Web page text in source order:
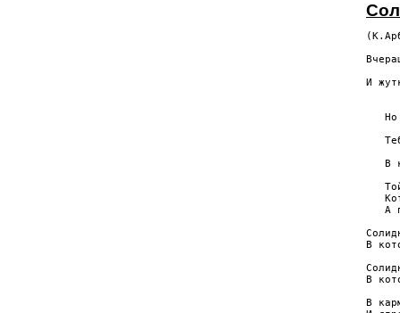
И
Но
В
А
В
В
В